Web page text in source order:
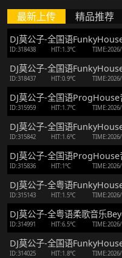
最新上传 精品推荐
DJ莫公子-全国语
ID:318438 HIT:1.3℃
DJ莫公子-全国语
ID:318437 HIT:0.9℃
DJ莫公子-全国语ProgHouse
ID:315959 HIT:1.7℃
DJ莫公子-全国语
ID:315842 HIT:1.6℃
DJ莫公子-全国语
ID:315836 HIT:1℃
DJ莫公子-全粤语
ID:315143 HIT:1.5℃
DJ莫公子-全粤语柔歌音乐
ID:314991 HIT:6.5℃
DJ莫公子-全国语
ID:314025 HIT:1.8℃